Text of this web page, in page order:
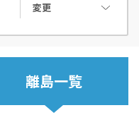
変更
離島一覧